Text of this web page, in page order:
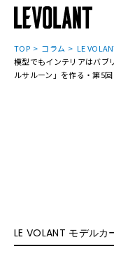
TOP コラム
LE
模型でもインテリアはバブ
ルサルーン」を作る・第5回
LE VOLANT モデルカ